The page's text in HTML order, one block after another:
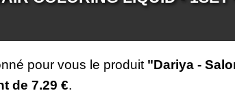
pour vous le produit "Dariya -
de 7.29 €.